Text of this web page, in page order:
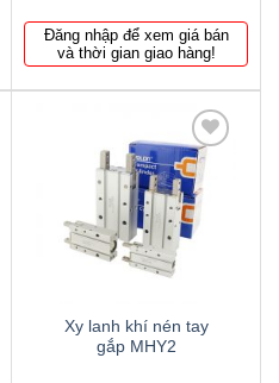
Đăng nhập để xem giá bán
và thời gian giao hàng!
Thêm
to
wishlist
Xy lanh khí nén tay
gắp MHY2